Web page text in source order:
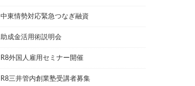
中東情勢対応緊急つなぎ融資
助成金活用術説明会
R8外国人雇用セミナー開催
R8三井管内創業塾受講者募集